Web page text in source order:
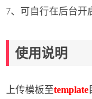
7、可自行在后台开
使用说明
上传模板至template